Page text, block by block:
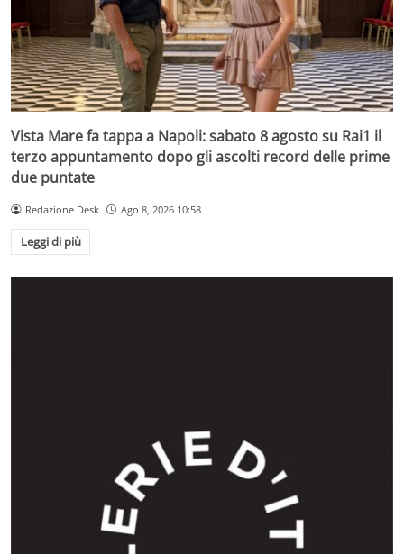
Vista Mare fa tappa a Napoli: sabato 8 agosto su Rai1 il
terzo appuntamento dopo gli ascolti record delle prime
due puntate
Redazione Desk Ago 8, 2026 10:58
Leggi di più